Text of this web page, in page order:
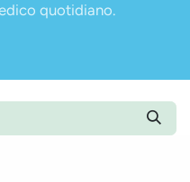
quotidiano.